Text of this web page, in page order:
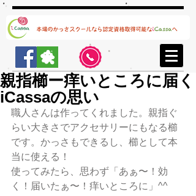
親指櫛ー痒いところに届く
iCassaの思い
職人さんは作ってくれました。親指ぐ
らい大きさでアクセサリーにもなる櫛
です。かっさもできるし、櫛として本
当に使える！
使ってみたら、思わず「あぁ〜！効
く！届いたぁ〜！痒いところに」^^